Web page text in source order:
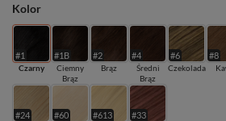
Kolor
#1
Czarny
#1B
Ciemny
Brąz
#2
Brąz
#4
Średni
Brąz
#6
Czekolada
#8
#24 #60 #613 #33